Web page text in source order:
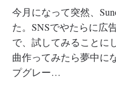
今月になって突然、
た。SNSでやたらに広
で、試してみることに
曲作ってみたら夢中に
プグレー…